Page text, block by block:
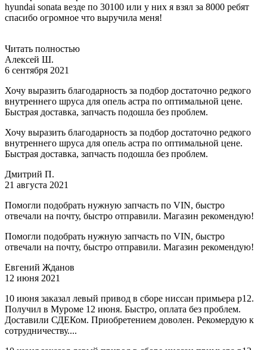
hyundai sonata везде по 30100 или у них я взял за 8000 ребят
спасибо огромное что выручила меня!
Читать полностью
Алексей Ш.
6 сентября 2021
Хочу выразить благодарность за подбор достаточно редкого
внутреннего шруса для опель астра по оптимальной цене.
Быстрая доставка, запчасть подошла без проблем.
Хочу выразить благодарность за подбор достаточно редкого
внутреннего шруса для опель астра по оптимальной цене.
Быстрая доставка, запчасть подошла без проблем.
Дмитрий П.
21 августа 2021
Помогли подобрать нужную запчасть по VIN, быстро
отвечали на почту, быстро отправили. Магазин рекомендую!
Помогли подобрать нужную запчасть по VIN, быстро
отвечали на почту, быстро отправили. Магазин рекомендую!
Евгений Жданов
12 июня 2021
10 июня заказал левый привод в сборе ниссан примьера р12.
Получил в Муроме 12 июня. Быстро, оплата без проблем.
Доставили СДЕКом. Приобретением доволен. Рекомердую к
сотрудничеству....